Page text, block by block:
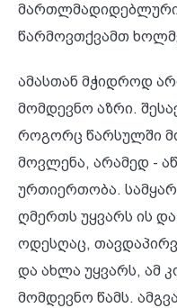
მართლმადიდებლური
წარმოვთქვამთ
ამასთან მჭიდროდ
მომდევნო აზრი.
როგორც წარსულში
მოვლენა, არამედ -
ურთიერთობა.
ღმერთს უყვარს ის
ოდესღაც,
და ახლა უყვარს, ამ
მომდევნო წამს.